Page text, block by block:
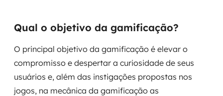
Desenvolvimento web e mobile
Modernização tecnológica
Arquitetura de soluções
Qual o objetivo da gamificação?
O principal objetivo da gamificação é elevar o
compromisso e despertar a curiosidade de seus
usuários e, além das instigações propostas nos
jogos, na mecânica da gamificação as